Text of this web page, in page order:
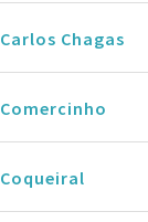
Carlos Chagas
Comercinho
Coqueiral